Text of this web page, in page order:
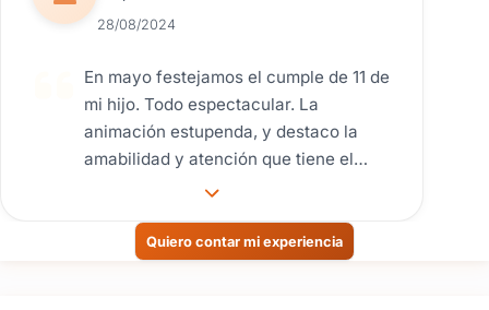
28/08/2024
En mayo festejamos el cumple de 11 de
mi hijo. Todo espectacular. La
animación estupenda, y destaco la
amabilidad y atención que tiene el
personal desde el primer momento.
llevamos, e incluso a armar la
Quiero contar mi experiencia